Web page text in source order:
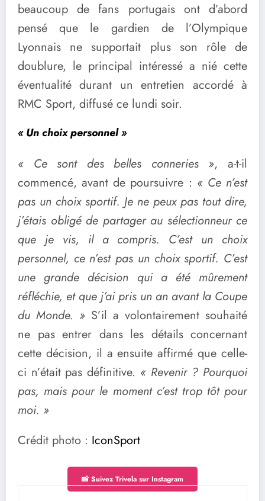
beaucoup de fans portugais ont d’abord
pensé que le gardien de l’Olympique
Lyonnais ne supportait plus son rôle de
doublure, le principal intéressé a nié cette
éventualité durant un entretien accordé à
RMC Sport, diffusé ce lundi soir.
« Un choix personnel »
« Ce sont des belles conneries », a-t-il
commencé, avant de poursuivre : « Ce n’est
pas un choix sportif. Je ne peux pas tout dire,
j’étais obligé de partager au sélectionneur ce
que je vis, il a compris. C’est un choix
personnel, ce n’est pas un choix sportif. C’est
une grande décision qui a été mûrement
réfléchie, et que j’ai pris un an avant la Coupe
du Monde. » S’il a volontairement souhaité
ne pas entrer dans les détails concernant
cette décision, il a ensuite affirmé que celle-
ci n’était pas définitive. « Revenir ? Pourquoi
pas, mais pour le moment c’est trop tôt pour
moi. »
Crédit photo : IconSport
📸 Suivez Trivela sur Instagram